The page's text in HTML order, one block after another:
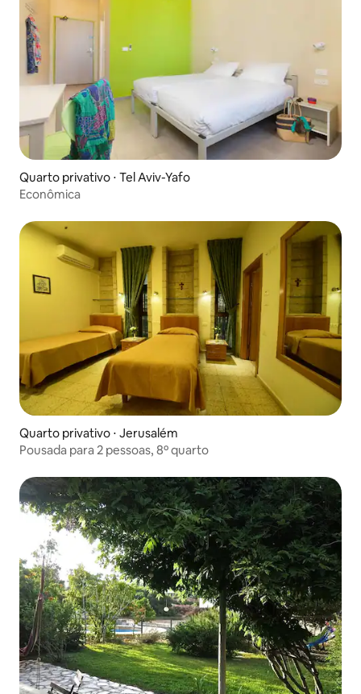
Quarto privativo ⋅ Tel Aviv-Yafo
Econômica
Quarto privativo ⋅ Jerusalém
Pousada para 2 pessoas, 8º quarto